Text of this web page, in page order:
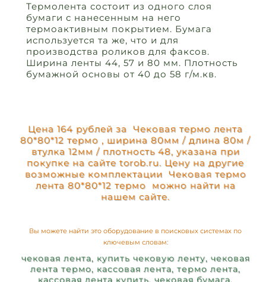
Термолента состоит из одного слоя
бумаги с нанесенным на него
термоактивным покрытием. Бумага
используется та же, что и для
производства роликов для факсов.
Ширина ленты 44, 57 и 80 мм. Плотность
бумажной основы от 40 до 58 г/м.кв.
Цена 164 рублей за Чековая термо лента
80*80*12 термо , ширина 80мм / длина 80м /
втулка 12мм / плотность 48, указана при
покупке на сайте torob.ru. Цену на другие
возможные комплектации Чековая термо
лента 80*80*12 термо можно найти на
нашем сайте.
Вы можете найти это оборудование в поисковых системах по
ключевым словам:
чековая лента, купить чековую ленту, чековая
лента термо, кассовая лента, термо лента,
кассовая лента купить, чековая бумага,